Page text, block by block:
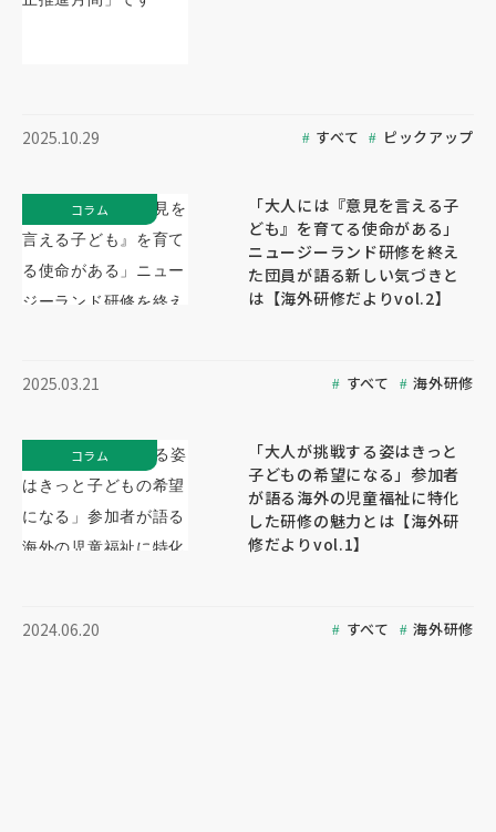
2025.10.29 すべて ピックアップ
「大人には『意見を言える子
ども』を育てる使命がある」
ニュージーランド研修を終え
た団員が語る新しい気づきと
は【海外研修だよりvol.2】
2025.03.21 すべて 海外研修
コラム
「大人が挑戦する姿はきっと
子どもの希望になる」参加者
が語る海外の児童福祉に特化
した研修の魅力とは【海外研
修だよりvol.1】
2024.06.20 すべて 海外研修
コラム